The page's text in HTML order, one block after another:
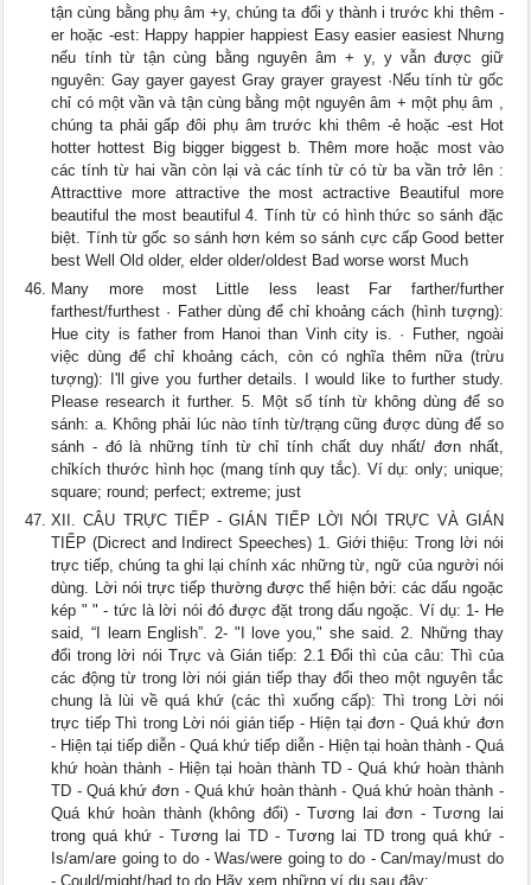
tận cùng bằng phụ âm +y, chúng ta đổi y thành i trước khi thêm -
er hoặc -est: Happy happier happiest Easy easier easiest Nhưng
nếu tính từ tận cùng bằng nguyên âm + y, y vẫn được giữ
nguyên: Gay gayer gayest Gray grayer grayest ·Nếu tính từ gốc
chỉ có một vần và tận cùng bằng một nguyên âm + một phụ âm ,
chúng ta phải gấp đôi phụ âm trước khi thêm -ẻ hoặc -est Hot
hotter hottest Big bigger biggest b. Thêm more hoặc most vào
các tính từ hai vần còn lại và các tính từ có từ ba vần trở lên :
Attracttive more attractive the most actractive Beautiful more
beautiful the most beautiful 4. Tính từ có hình thức so sánh đặc
biệt. Tính từ gốc so sánh hơn kém so sánh cực cấp Good better
best Well Old older, elder older/oldest Bad worse worst Much
Many more most Little less least Far farther/further
farthest/furthest · Father dùng để chỉ khoảng cách (hình tượng):
Hue city is father from Hanoi than Vinh city is. · Futher, ngoài
việc dùng để chỉ khoảng cách, còn có nghĩa thêm nữa (trừu
tượng): I'll give you further details. I would like to further study.
Please research it further. 5. Một số tính từ không dùng để so
sánh: a. Không phải lúc nào tính từ/trạng cũng được dùng để so
sánh - đó là những tính từ chỉ tính chất duy nhất/ đơn nhất,
chỉkích thước hình học (mang tính quy tắc). Ví dụ: only; unique;
square; round; perfect; extreme; just
XII. CÂU TRỰC TIẾP - GIÁN TIẾP LỜI NÓI TRỰC VÀ GIÁN
TIẾP (Dicrect and Indirect Speeches) 1. Giới thiệu: Trong lời nói
trực tiếp, chúng ta ghi lại chính xác những từ, ngữ của người nói
dùng. Lời nói trực tiếp thường được thể hiện bởi: các dấu ngoặc
kép " " - tức là lời nói đó được đặt trong dấu ngoặc. Ví dụ: 1- He
said, “I learn English”. 2- "I love you," she said. 2. Những thay
đổi trong lời nói Trực và Gián tiếp: 2.1 Đổi thì của câu: Thì của
các động từ trong lời nói gián tiếp thay đổi theo một nguyên tắc
chung là lùi về quá khứ (các thì xuống cấp): Thì trong Lời nói
trực tiếp Thì trong Lời nói gián tiếp - Hiện tại đơn - Quá khứ đơn
- Hiện tại tiếp diễn - Quá khứ tiếp diễn - Hiện tại hoàn thành - Quá
khứ hoàn thành - Hiện tại hoàn thành TD - Quá khứ hoàn thành
TD - Quá khứ đơn - Quá khứ hoàn thành - Quá khứ hoàn thành -
Quá khứ hoàn thành (không đổi) - Tương lai đơn - Tương lai
trong quá khứ - Tương lai TD - Tương lai TD trong quá khứ -
Is/am/are going to do - Was/were going to do - Can/may/must do
- Could/might/had to do Hãy xem những ví dụ sau đây: